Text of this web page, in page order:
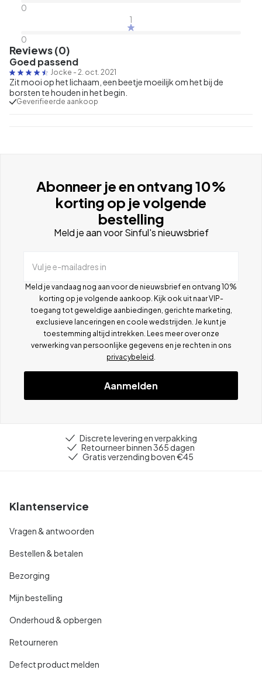
0
1
0
Reviews (0)
Goed passend
Jocke - 2. oct. 2021
Zit mooi op het lichaam, een beetje moeilijk om het bij de
borsten te houden in het begin.
Geverifieerde aankoop
Abonneer je en ontvang 10%
korting op je volgende
bestelling
Meld je aan voor Sinful's nieuwsbrief
Vul je e-mailadres in
Meld je vandaag nog aan voor de nieuwsbrief en ontvang 10%
korting op je volgende aankoop. Kijk ook uit naar VIP-
toegang tot geweldige aanbiedingen, gerichte marketing,
exclusieve lanceringen en coole wedstrijden. Je kunt je
toestemming altijd intrekken. Lees meer over onze
verwerking van persoonlijke gegevens en je rechten in ons
privacybeleid
Aanmelden
Discrete levering en verpakking
Retourneer binnen 365 dagen
Gratis verzending boven €45
Klantenservice
Vragen & antwoorden
Bestellen & betalen
Bezorging
Mijn bestelling
Onderhoud & opbergen
Retourneren
Defect product melden